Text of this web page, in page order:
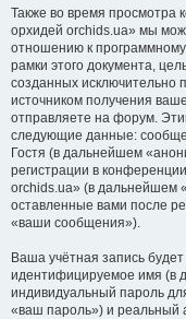
Также во время просмотра
орхидей orchids.ua» мы
отношению к
рамки этого документа,
созданных
источником получения
отправляете на форум.
следующие данные:
Гостя (в дальнейшем
регистрации в
orchids.ua» (в дальнейшем
оставленные вами после
«ваши сообщения»).
Ваша учётная запись
идентифицируемое имя (в
индивидуальный пароль
«ваш пароль») и реальный